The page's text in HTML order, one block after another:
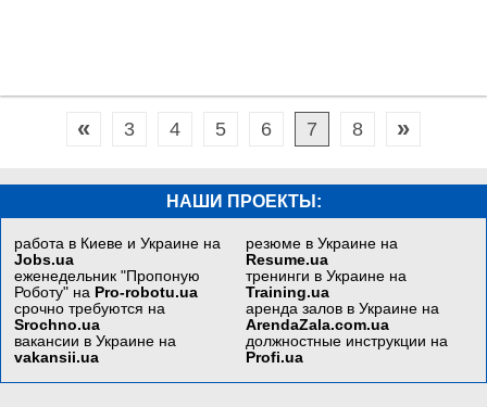
« 3 4 5 6 7 8 »
НАШИ ПРОЕКТЫ:
работа в Киеве и Украине на
Jobs.ua
еженедельник "Пропоную
Роботу" на Pro-robotu.ua
срочно требуются на
Srochno.ua
вакансии в Украине на
vakansii.ua
резюме в Украине на
Resume.ua
тренинги в Украине на
Training.ua
аренда залов в Украине на
ArendaZala.com.ua
должностные инструкции на
Profi.ua